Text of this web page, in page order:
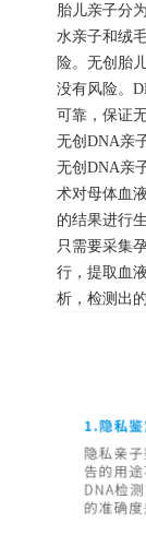
胎儿亲子分
水亲子和绒
险。无创胎
没有风险。
可靠，保证
无创DNA亲
无创DNA亲
术对母体血
的结果进行
只需要采集
行，提取血
析，检测出